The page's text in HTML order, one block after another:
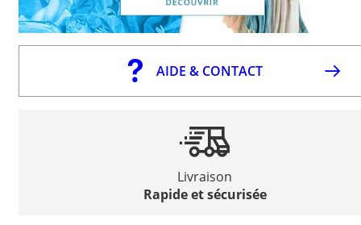
AIDE & CONTACT
Livraison
Rapide et sécurisée